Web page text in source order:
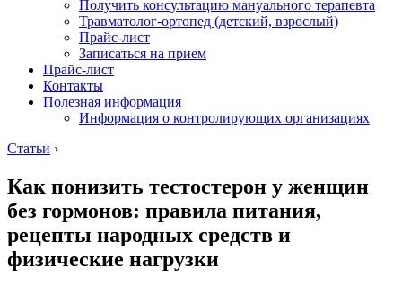
Получить консультацию мануального терапевта
Травматолог-ортопед (детский, взрослый)
Прайс-лист
Записаться на прием
Прайс-лист
Контакты
Полезная информация
Информация о контролирующих организациях
Статьи ›
Как понизить тестостерон у женщин
без гормонов: правила питания,
рецепты народных средств и
физические нагрузки